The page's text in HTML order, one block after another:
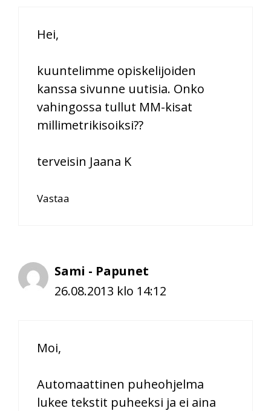
Hei,
kuuntelimme opiskelijoiden
kanssa sivunne uutisia. Onko
vahingossa tullut MM-kisat
millimetrikisoiksi??
terveisin Jaana K
Vastaa
Sami - Papunet
26.08.2013 klo 14:12
Moi,
Automaattinen puheohjelma
lukee tekstit puheeksi ja ei aina